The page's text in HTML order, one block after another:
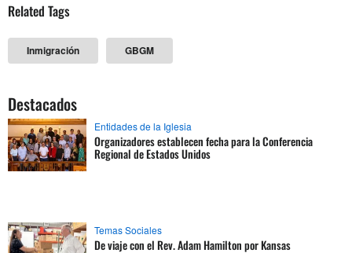
Related Tags
Inmigración GBGM
Destacados
Entidades de la Iglesia
Organizadores establecen fecha para la Conferencia
Regional de Estados Unidos
Temas Sociales
De viaje con el Rev. Adam Hamilton por Kansas